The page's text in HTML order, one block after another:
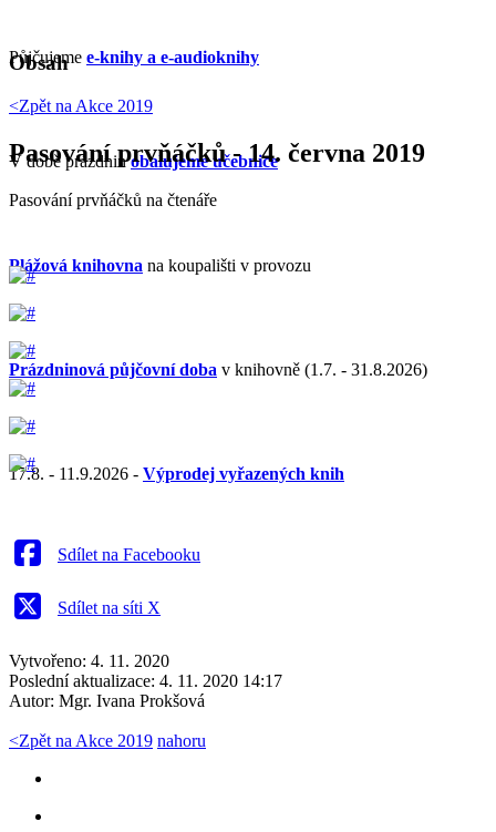
Půjčujeme e-knihy a e-audioknihy
V době prázdninobalujeme učebnice
Plážová knihovna na koupališti v provozu
Prázdninová půjčovní doba v knihovně (1.7. - 31.8.2026)
17.8. - 11.9.2026 - Výprodej vyřazených knih
Obsah
<Zpět na Akce 2019
Pasování prvňáčků - 14. června 2019
Pasování prvňáčků na čtenáře
Sdílet na Facebooku
Sdílet na síti X
Vytvořeno: 4. 11. 2020
Poslední aktualizace: 4. 11. 2020 14:17
Autor: Mgr. Ivana Prokšová
<Zpět na Akce 2019 nahoru